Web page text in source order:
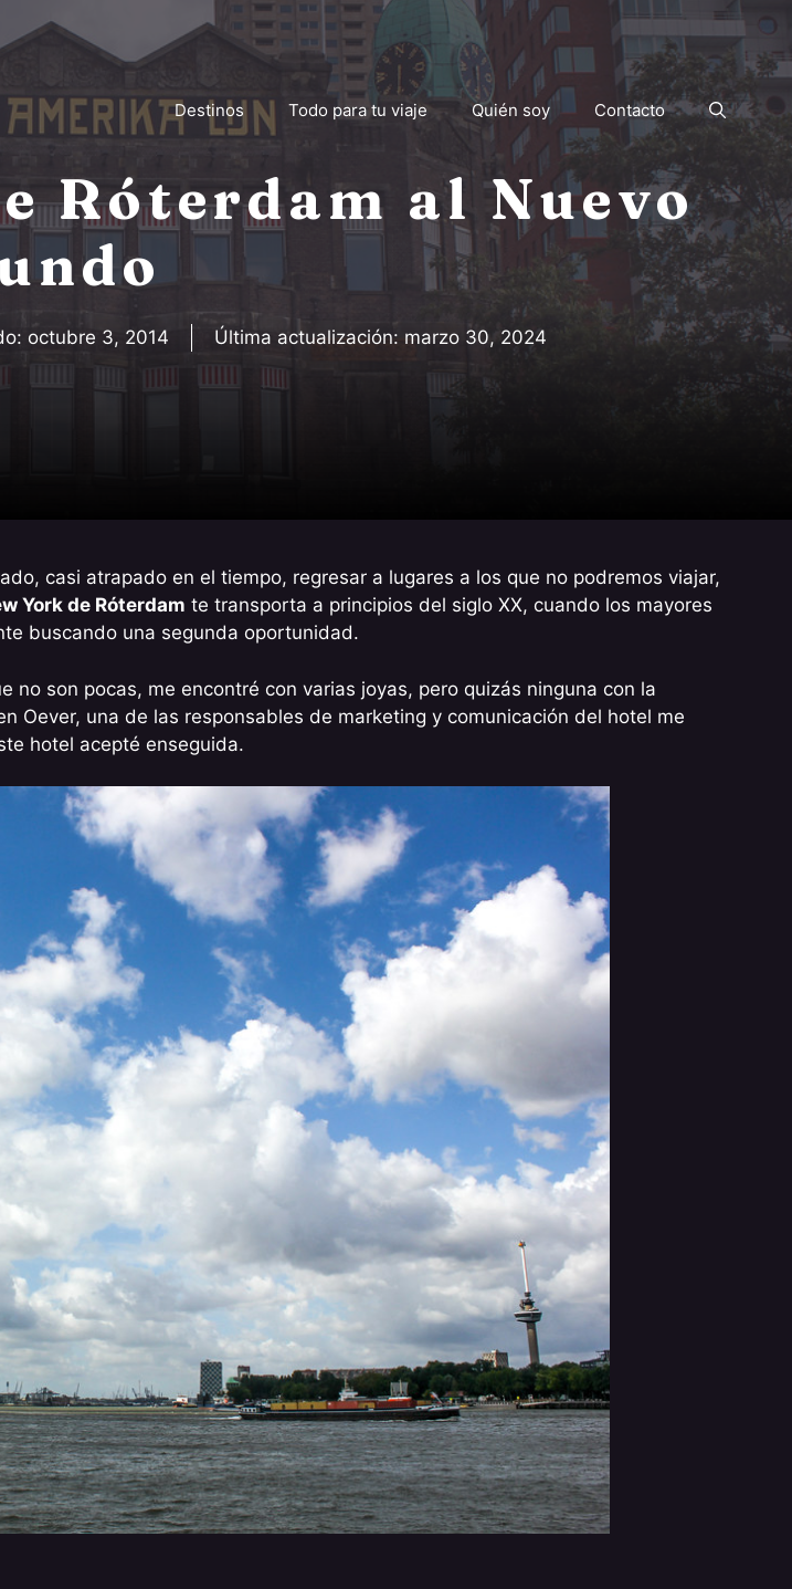
Destinos Todo para tu viaje Quién soy Contacto
Róterdam al Nuevo
octubre 3, 2014 Última actualización: marzo 30, 2024
casi atrapado en el tiempo, regresar a lugares a los que no podremos viajar,
York de Róterdam te transporta a principios del siglo XX, cuando los mayores
buscando una segunda oportunidad.
no son pocas, me encontré con varias joyas, pero quizás ninguna con la
Oever, una de las responsables de marketing y comunicación del hotel me
hotel acepté enseguida.